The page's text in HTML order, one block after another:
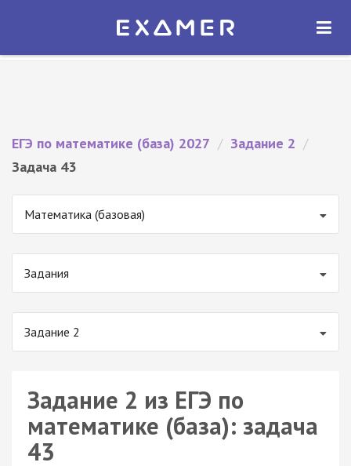
Экзамер — ЕГЭ 2027
ОТКРЫТЬ
ЕГЭ по математике (база) 2027 / Задание 2 /
Задача 43
Математика (базовая)
Задания
Задание 2
Задание 2 из ЕГЭ по
математике (база): задача
43